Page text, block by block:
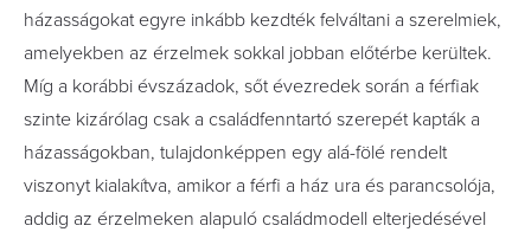
házasságokat egyre inkább kezdték felváltani a szerelmiek,
amelyekben az érzelmek sokkal jobban előtérbe kerültek.
Míg a korábbi évszázadok, sőt évezredek során a férfiak
szinte kizárólag csak a családfenntartó szerepét kapták a
házasságokban, tulajdonképpen egy alá-fölé rendelt
viszonyt kialakítva, amikor a férfi a ház ura és parancsolója,
addig az érzelmeken alapuló családmodell elterjedésével